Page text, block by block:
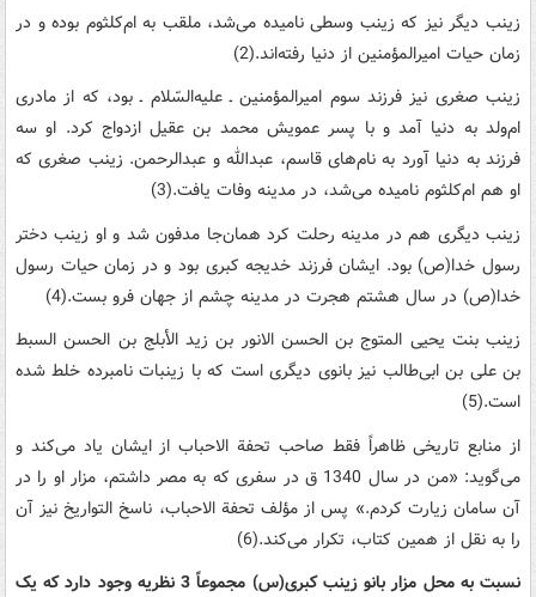
زینب دیگر نیز که زینب وسطی نامیده می‌شد، ملقب به ام‌کلثوم بوده و در
زمان حیات امیرالمؤمنین از دنیا رفته‌اند.(2)
زینب صغری نیز فرزند سوم امیرالمؤمنین ـ علیه‌السّلام ـ بود، که از مادری
ام‌ولد به دنیا آمد و با پسر عمویش محمد بن عقیل ازدواج کرد. او سه
فرزند به دنیا آورد به نام‌های قاسم، عبدالله و عبدالرحمن. زینب صغری که
او هم ام‌کلثوم نامیده می‌شد، در مدینه وفات یافت.(3)
زینب دیگری هم در مدینه رحلت کرد همان‌جا مدفون شد و او زینب دختر
رسول خدا(ص) بود. ایشان فرزند خدیجه کبری بود و در زمان حیات رسول
خدا(ص) در سال هشتم هجرت در مدینه چشم از جهان فرو بست.(4)
زینب بنت یحیی المتوج بن الحسن الانور بن زید الأبلج بن الحسن السبط
بن علی بن ابی‌طالب نیز بانوی دیگری است که با زینبات نامبرده خلط شده
است.(5)
از منابع تاریخی ظاهراً فقط صاحب تحفة الاحباب از ایشان یاد می‌کند و
می‌گوید: «من در سال 1340 ق در سفری که به مصر داشتم،‌ مزار او را در
آن سامان زیارت کردم.» پس از مؤلف تحفة الاحباب، ناسخ التواریخ نیز آن
را به نقل از همین کتاب، تکرار می‌کند.(6)
نسبت به محل مزار بانو زینب کبری(س) مجموعاً 3 نظریه وجود دارد که یک